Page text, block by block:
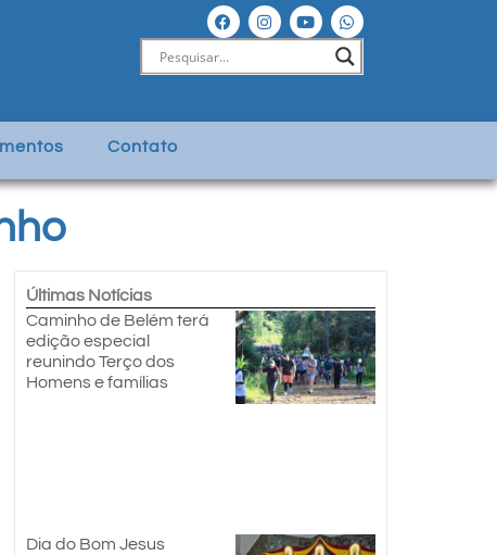
Contato
Últimas Notícias
Caminho de Belém terá
edição especial
reunindo Terço dos
Homens e famílias
Dia do Bom Jesus